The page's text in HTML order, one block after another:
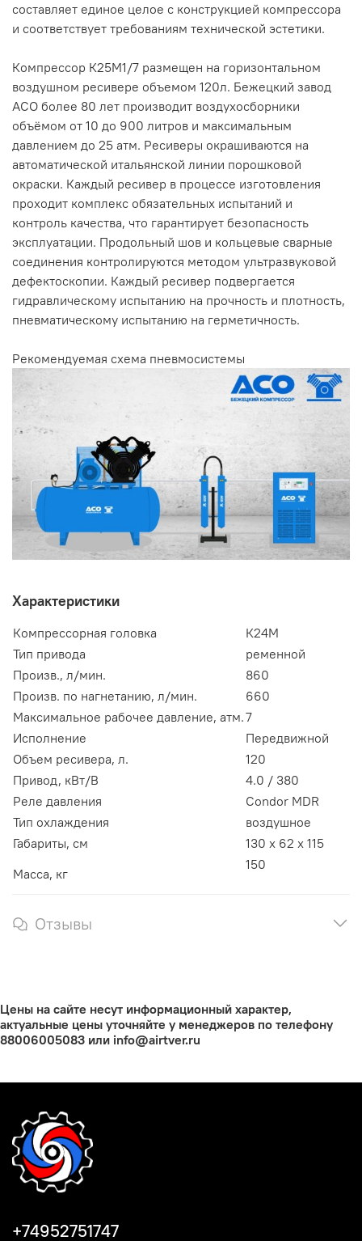
составляет единое целое с конструкцией компрессора
и соответствует требованиям технической эстетики.
Компрессор К25М1/7 размещен на горизонтальном
воздушном ресивере объемом 120л. Бежецкий завод
АСО более 80 лет производит воздухосборники
объёмом от 10 до 900 литров и максимальным
давлением до 25 атм. Ресиверы окрашиваются на
автоматической итальянской линии порошковой
окраски. Каждый ресивер в процессе изготовления
проходит комплекс обязательных испытаний и
контроль качества, что гарантирует безопасность
эксплуатации. Продольный шов и кольцевые сварные
соединения контролируются методом ультразвуковой
дефектоскопии. Каждый ресивер подвергается
гидравлическому испытанию на прочность и плотность,
пневматическому испытанию на герметичность.
Рекомендуемая схема пневмосистемы
Характеристики
Компрессорная головка
К24М
Тип привода
ременной
Произв., л/мин.
860
Произв. по нагнетанию, л/мин.
660
Максимальное рабочее давление, атм.7
Исполнение
Передвижной
Объем ресивера, л.
120
Привод, кВт/В
4.0 / 380
Реле давления
Condor MDR
Тип охлаждения
воздушное
Габариты, см
130 х 62 х 115
Масса, кг
150
Отзывы
Цены на сайте несут информационный характер,
актуальные цены уточняйте у менеджеров по телефону
88006005083 или info@airtver.ru
+74952751747